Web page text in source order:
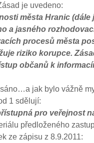
je uvedeno:
města Hranic
a jasného
procesů města
riziko korupce.
občanů k
jak bylo vážně
1 sdělují:
pro veřejnost
předloženého
ze zápisu z 8.9.2011: